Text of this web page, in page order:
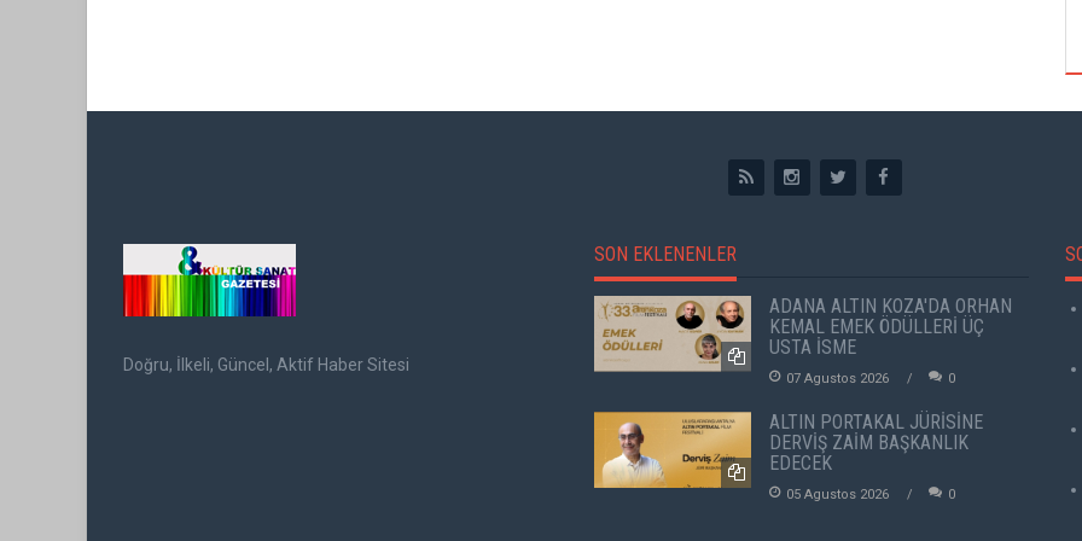
Doğru, İlkeli, Güncel, Aktif Haber Sitesi
SON EKLENENLER
ADANA ALTIN KOZA'DA ORHAN
KEMAL EMEK ÖDÜLLERİ ÜÇ
USTA İSME
07 Agustos 2026 0
ALTIN PORTAKAL JÜRİSİNE
DERVİŞ ZAİM BAŞKANLIK
EDECEK
05 Agustos 2026 0